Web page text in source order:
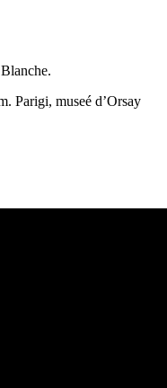
Parigi, museé d’Orsay